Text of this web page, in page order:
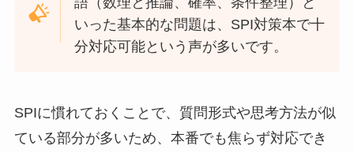
いった基本的な問題は、SPI対策本で十
分対応可能という声が多いです。
SPIに慣れておくことで、質問形式や思考方法が似
ている部分が多いため、本番でも焦らず対応でき